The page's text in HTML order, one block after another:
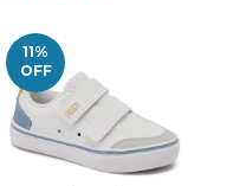
11%
OFF